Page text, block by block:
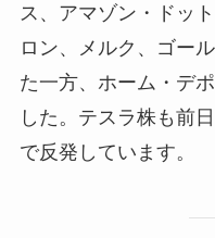
ス、アマゾン・ドッ
ロン、メルク、ゴー
た一方、ホーム・デ
した。テスラ株も前
で反発しています。